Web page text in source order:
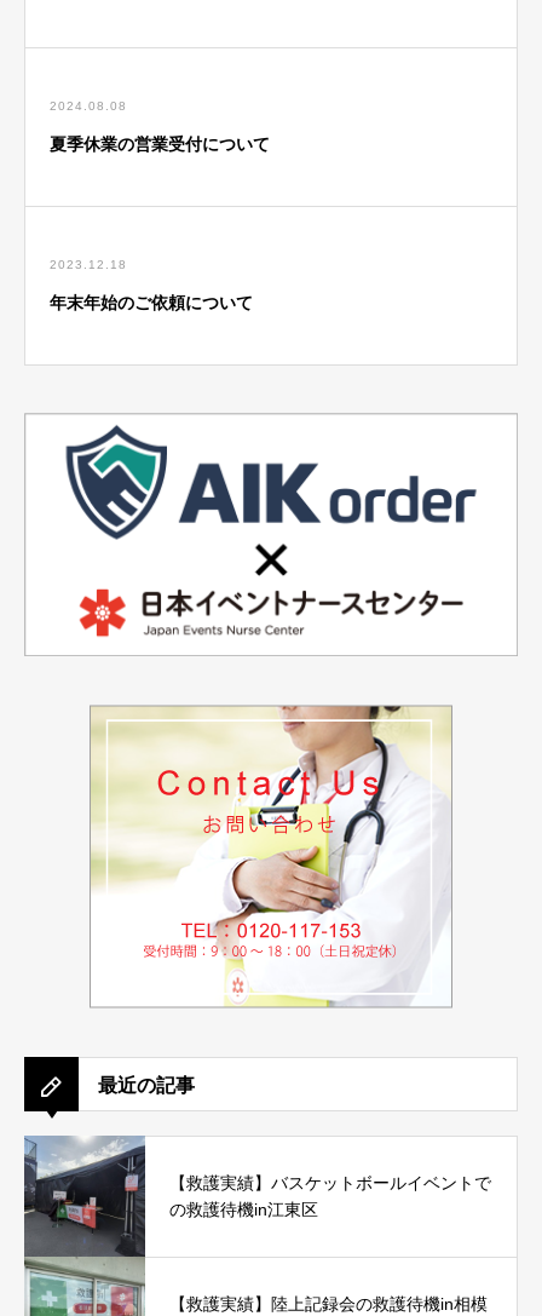
2024.08.08
夏季休業の営業受付について
2023.12.18
年末年始のご依頼について
最近の記事
【救護実績】バスケットボールイベントで
の救護待機in江東区
【救護実績】陸上記録会の救護待機in相模